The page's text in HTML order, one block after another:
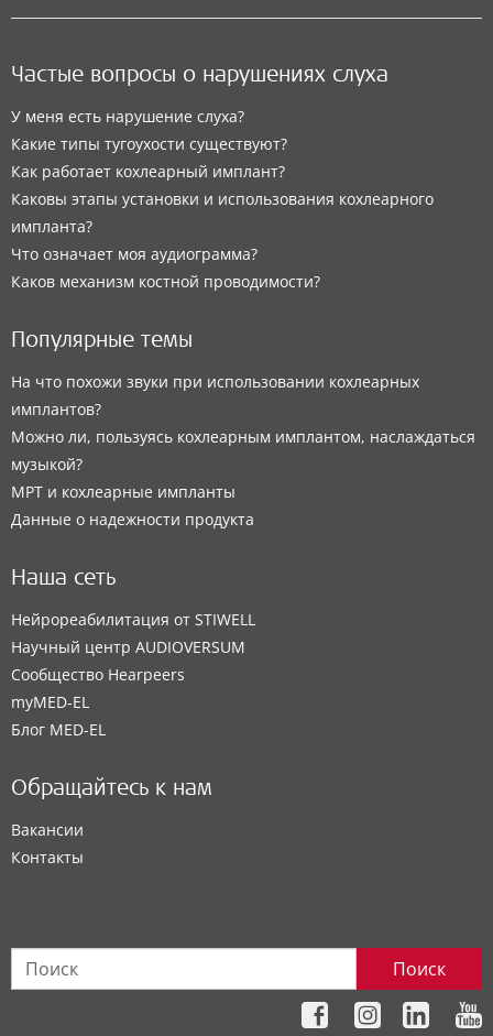
Частые вопросы о нарушениях слуха
У меня есть нарушение слуха?
Какие типы тугоухости существуют?
Как работает кохлеарный имплант?
Каковы этапы установки и использования кохлеарного
импланта?
Что означает моя аудиограмма?
Каков механизм костной проводимости?
Популярные темы
На что похожи звуки при использовании кохлеарных
имплантов?
Можно ли, пользуясь кохлеарным имплантом, наслаждаться
музыкой?
МРТ и кохлеарные импланты
Данные о надежности продукта
Наша сеть
Нейрореабилитация от STIWELL
Научный центр AUDIOVERSUM
Сообщество Hearpeers
myMED‑EL
Блог MED-EL
Обращайтесь к нам
Вакансии
Контакты
Поиск